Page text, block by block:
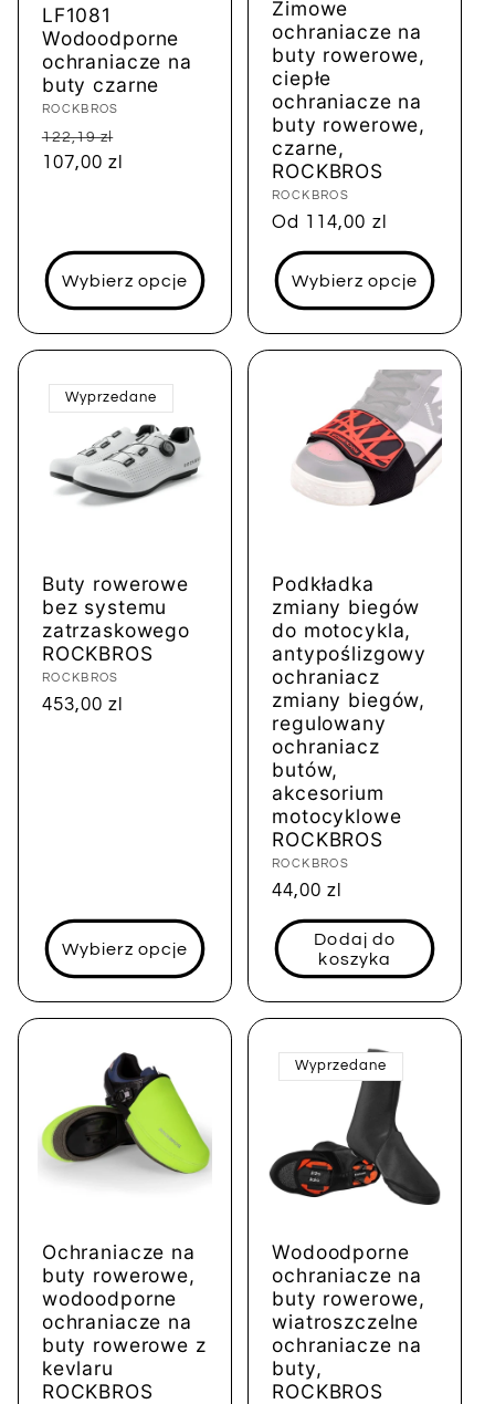
LF1081
Wodoodporne
ochraniacze na
buty czarne
Dostawca:
ROCKBROS
Cena
regularna
122,19 zl
107,00 zl
Wybierz opcje
Zimowe
ochraniacze na
buty rowerowe,
ciepłe
ochraniacze na
buty rowerowe,
czarne,
ROCKBROS
Dostawca:
ROCKBROS
Cena
regularna
Od 114,00 zl
Wybierz opcje
Wyprzedane
Buty rowerowe
bez systemu
zatrzaskowego
ROCKBROS
Dostawca:
ROCKBROS
Cena
453,00 zl
Wybierz opcje
Podkładka
zmiany biegów
do motocykla,
antypoślizgowy
ochraniacz
zmiany biegów,
regulowany
ochraniacz
butów,
akcesorium
motocyklowe
ROCKBROS
Dostawca:
ROCKBROS
Cena
regularna
44,00 zl
Dodaj do
koszyka
Ochraniacze na
buty rowerowe,
wodoodporne
ochraniacze na
buty rowerowe z
kevlaru
ROCKBROS
Wyprzedane
Wodoodporne
ochraniacze na
buty rowerowe,
wiatroszczelne
ochraniacze na
buty,
ROCKBROS